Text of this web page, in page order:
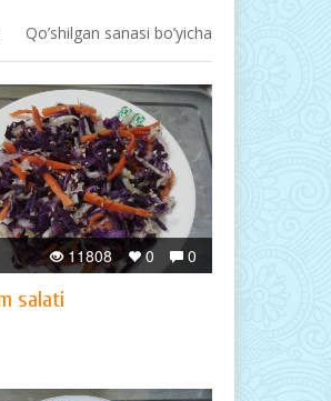
Qo’shilgan sanasi bo’yicha
0
0
11808
salati